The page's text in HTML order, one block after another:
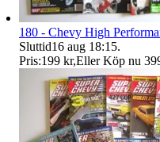
180 - Chevy High
Sluttid16 aug 18:15.
Pris:199 kr,Eller Köp nu